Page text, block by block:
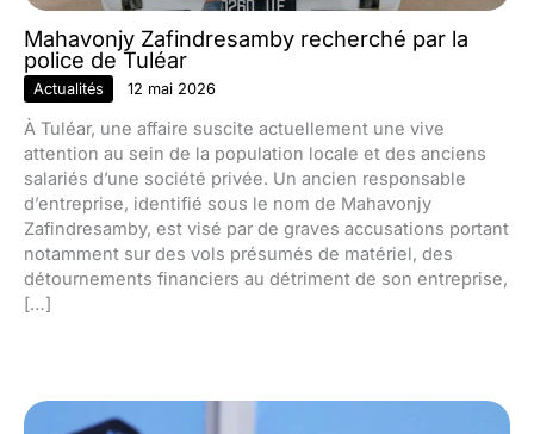
Mahavonjy Zafindresamby recherché par la
police de Tuléar
Actualités 12 mai 2026
À Tuléar, une affaire suscite actuellement une vive
attention au sein de la population locale et des anciens
salariés d’une société privée. Un ancien responsable
d’entreprise, identifié sous le nom de Mahavonjy
Zafindresamby, est visé par de graves accusations portant
notamment sur des vols présumés de matériel, des
détournements financiers au détriment de son entreprise,
[…]